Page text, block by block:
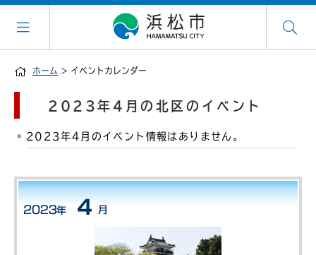
ホーム > イベントカレンダー
2023年4月の北区のイベント
2023年4月のイベント情報はありません。